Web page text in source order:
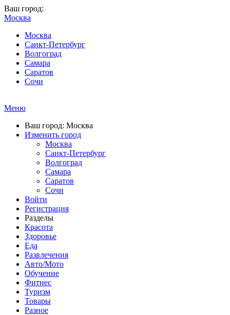
Ваш город:
Москва
Москва
Санкт-Петербург
Волгоград
Самара
Саратов
Сочи
Меню
Ваш город: Москва
Изменить город
Москва
Санкт-Петербург
Волгоград
Самара
Саратов
Сочи
Войти
Регистрация
Разделы
Красота
Здоровье
Еда
Развлечения
Авто/Мото
Обучение
Фитнес
Туризм
Товары
Разное